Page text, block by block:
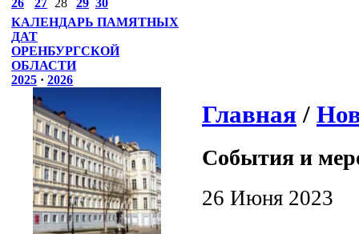
26
27 28 29 30
КАЛЕНДАРЬ ПАМЯТНЫХ
ДАТ
ОРЕНБУРГСКОЙ
ОБЛАСТИ
2025 · 2026
Главная /
События и
26 Июня 2023